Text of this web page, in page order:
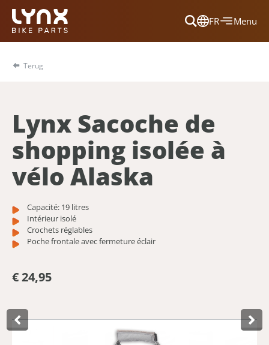
FR
Dansk
Nederlands
Menu
Terug
Lynx Sacoche de
shopping isolée à
vélo Alaska
Capacité: 19 litres
Intérieur isolé
Crochets réglables
Poche frontale avec fermeture éclair
€ 24,95